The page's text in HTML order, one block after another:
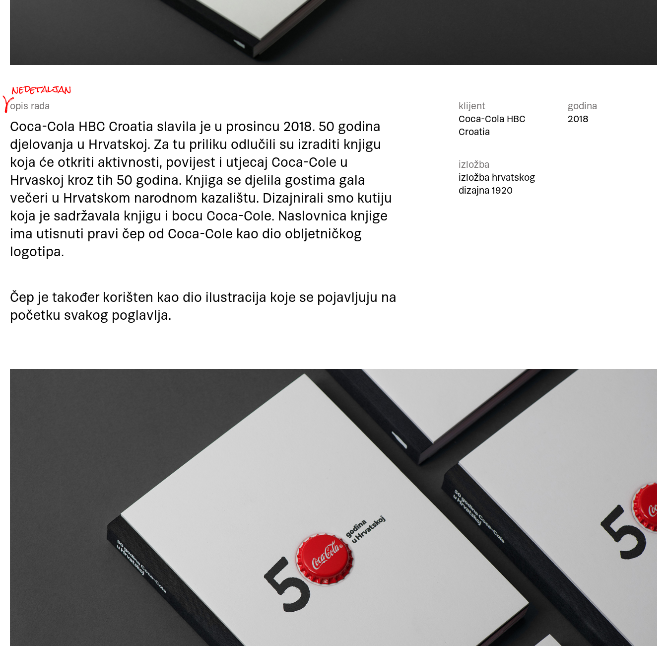
opis rada
Coca-Cola HBC Croatia slavila je u prosincu 2018. 50 godina
djelovanja u Hrvatskoj. Za tu priliku odlučili su izraditi knjigu
koja će otkriti aktivnosti, povijest i utjecaj Coca-Cole u
Hrvaskoj kroz tih 50 godina. Knjiga se djelila gostima gala
večeri u Hrvatskom narodnom kazalištu. Dizajnirali smo kutiju
koja je sadržavala knjigu i bocu Coca-Cole. Naslovnica knjige
ima utisnuti pravi čep od Coca-Cole kao dio obljetničkog
logotipa.
Čep je također korišten kao dio ilustracija koje se pojavljuju na
početku svakog poglavlja.
klijent
Coca-Cola HBC
Croatia
godina
2018
izložba
izložba hrvatskog
dizajna 1920